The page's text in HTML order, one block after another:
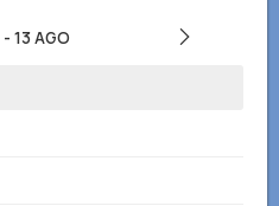
- 13 AGO